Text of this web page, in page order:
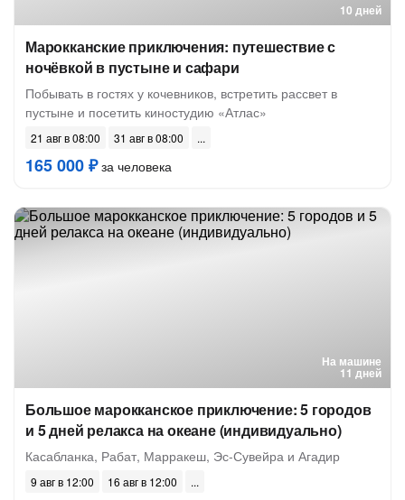
10 дней
Марокканские приключения: путешествие с
ночёвкой в пустыне и сафари
Побывать в гостях у кочевников, встретить рассвет в
пустыне и посетить киностудию «Атлас»
21 авг в 08:00 31 авг в 08:00
165 000 ₽за человека
На машине
11 дней
Большое марокканское приключение: 5 городов
и 5 дней релакса на океане (индивидуально)
Касабланка, Рабат, Марракеш, Эс-Сувейра и Агадир
9 авг в 12:00 16 авг в 12:00